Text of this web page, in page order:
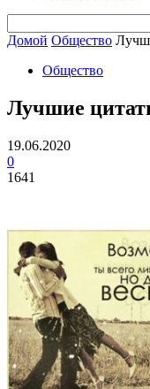
Домой Общество
Общество
Лучшие
19.06.2020
0
1641